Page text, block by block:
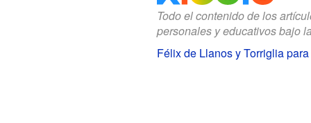
Todo el contenido de los
personales y educativos bajo
Félix de Llanos y Torriglia